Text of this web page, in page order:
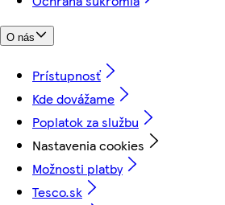
O nás
Prístupnosť
Kde dovážame
Poplatok za službu
Nastavenia cookies
Možnosti platby
Tesco.sk